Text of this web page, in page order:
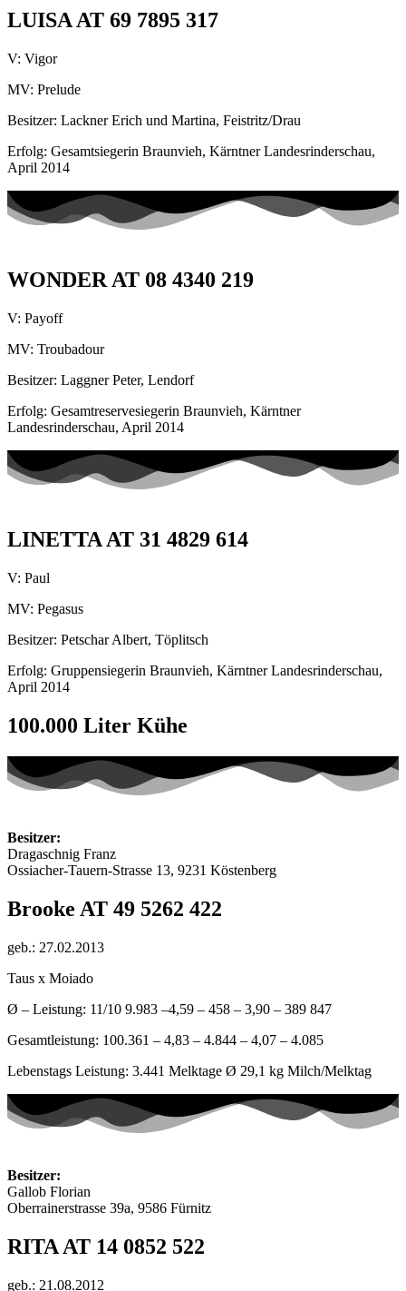
LUISA AT 69 7895 317
V: Vigor
MV: Prelude
Besitzer: Lackner Erich und Martina, Feistritz/Drau
Erfolg: Gesamtsiegerin Braunvieh, Kärntner Landesrinderschau,
April 2014
WONDER AT 08 4340 219
V: Payoff
MV: Troubadour
Besitzer: Laggner Peter, Lendorf
Erfolg: Gesamtreservesiegerin Braunvieh, Kärntner
Landesrinderschau, April 2014
LINETTA AT 31 4829 614
V: Paul
MV: Pegasus
Besitzer: Petschar Albert, Töplitsch
Erfolg: Gruppensiegerin Braunvieh, Kärntner Landesrinderschau,
April 2014
100.000 Liter Kühe
Besitzer:
Dragaschnig Franz
Ossiacher-Tauern-Strasse 13, 9231 Köstenberg
Brooke AT 49 5262 422
geb.: 27.02.2013
Taus x Moiado
Ø – Leistung: 11/10 9.983 –4,59 – 458 – 3,90 – 389 847
Gesamtleistung: 100.361 – 4,83 – 4.844 – 4,07 – 4.085
Lebenstags Leistung: 3.441 Melktage Ø 29,1 kg Milch/Melktag
Besitzer:
Gallob Florian
Oberrainerstrasse 39a, 9586 Fürnitz
RITA AT 14 0852 522
geb.: 21.08.2012